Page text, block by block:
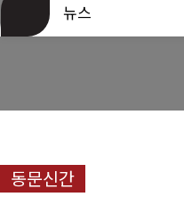
뉴스
동문신간